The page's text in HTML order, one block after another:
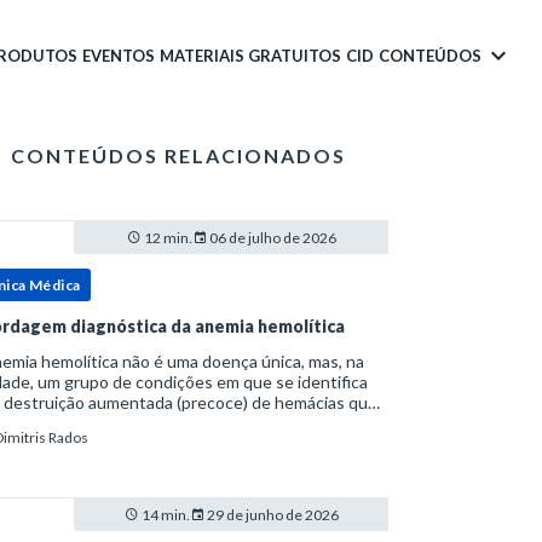
EVENTOS MATERIAIS GRATUITOS CID CONTEÚDOS
CONTEÚDOS RELACIONADOS
12 min. 06 de julho de 2026
Médica
diagnóstica da anemia hemolítica
hemolítica não é uma doença única, mas, na
um grupo de condições em que se identifica
destruição aumentada (precoce) de hemácias que
a vida média normal da hemácia é de apro
Rados
14 min. 29 de junho de 2026